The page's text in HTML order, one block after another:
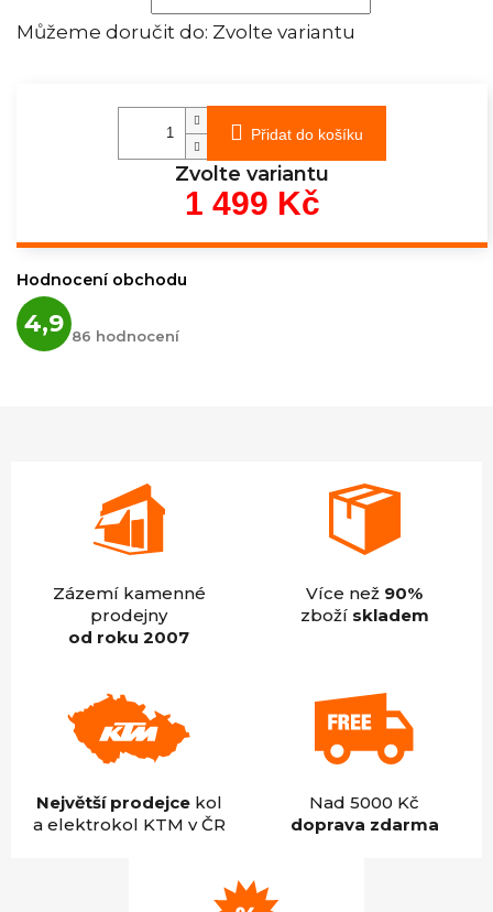
Můžeme doručit do: Zvolte variantu
Přidat do košíku
Zvolte variantu
1 499 KčMěrná
Hodnocení obchodu
4,9 hodnocení
obchodu
86 hodnocení
Zázemí kamenné
prodejny
od roku 2007
Více než 90%
zboží skladem
Největší prodejcekol
a elektrokol KTM v ČR
Nad 5000 Kč
doprava zdarma